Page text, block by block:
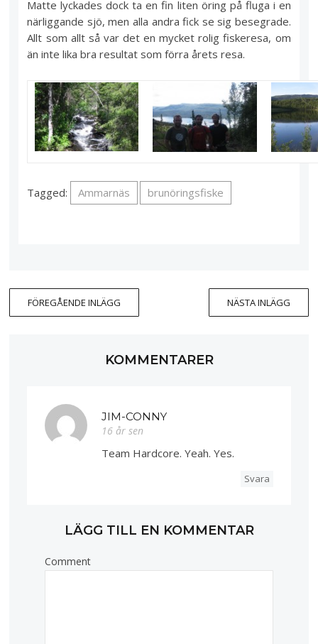
Matte lyckades dock ta en fin liten öring på fluga i en
närliggande sjö, men alla andra fick se sig besegrade.
Allt som allt så var det en mycket rolig fiskeresa, om
än inte lika bra resultat som förra årets resa.
Tagged: Ammarnäs brunöringsfiske
FÖREGÅENDE INLÄGG NÄSTA INLÄGG
KOMMENTARER
JIM-CONNY
16 år sen
Team Hardcore. Yeah. Yes.
Svara
LÄGG TILL EN KOMMENTAR
Comment